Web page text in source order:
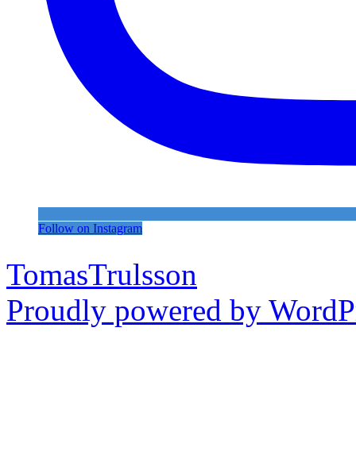
Follow on Instagram
TomasTrulsson
Proudly powered by